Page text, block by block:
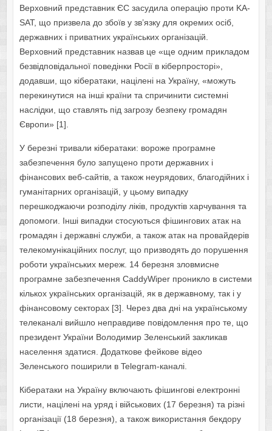
Верховний представник ЄС засудила операцію проти KA-
SAT, що призвела до збоїв у зв’язку для окремих осіб,
державних і приватних українських організацій.
Верховний представник назвав це «ще одним прикладом
безвідповідальної поведінки Росії в кіберпросторі»,
додавши, що кібератаки, націлені на Україну, «можуть
перекинутися на інші країни та спричинити системні
наслідки, що ставлять під загрозу безпеку громадян
Європи» [1].
У березні тривали кібератаки: вороже програмне
забезпечення було запущено проти державних і
фінансових веб-сайтів, а також неурядових, благодійних і
гуманітарних організацій, у цьому випадку
перешкоджаючи розподілу ліків, продуктів харчування та
допомоги. Інші випадки стосуються фішингових атак на
громадян і державні служби, а також атак на провайдерів
телекомунікаційних послуг, що призводять до порушення
роботи українських мереж. 14 березня зловмисне
програмне забезпечення CaddyWiper проникло в системи
кількох українських організацій, як в державному, так і у
фінансовому секторах [3]. Через два дні на українському
телеканалі вийшло неправдиве повідомлення про те, що
президент України Володимир Зеленський закликав
населення здатися. Додаткове фейкове відео
Зеленського поширили в Telegram-каналі.
Кібератаки на Україну включають фішингові електронні
листи, націлені на уряд і військових (17 березня) та різні
організації (18 березня), а також використання бекдору